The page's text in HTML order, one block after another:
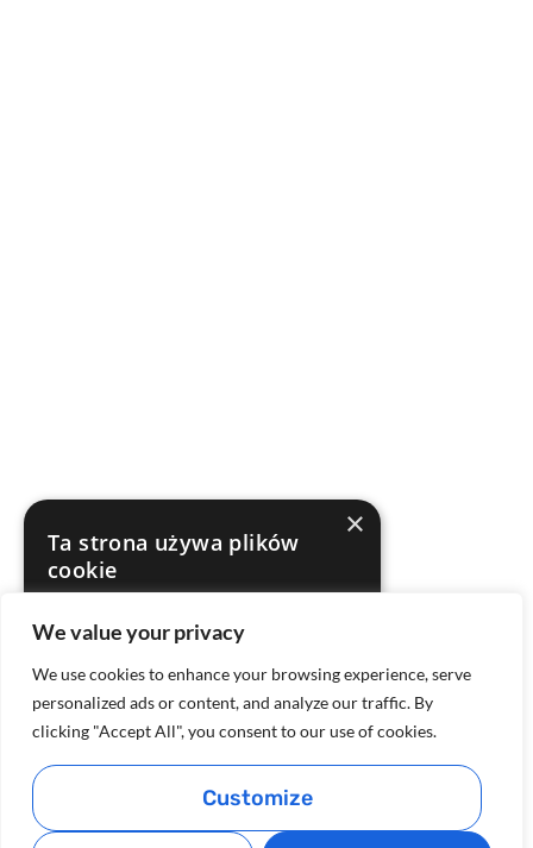
We value your privacy
We use cookies to enhance your browsing experience, serve
personalized ads or content, and analyze our traffic. By
clicking "Accept All", you consent to our use of cookies.
Customize
×
Ta strona używa plików
cookie
w celu poprawy komfortu użytkowania.
wyrażasz zgodę na wszystkie pliki cookie
zgodnie z naszą Polityką plików cookie.
AKCEPTUJ WSZYSTKIE
ODRZUĆ WSZYSTKIE